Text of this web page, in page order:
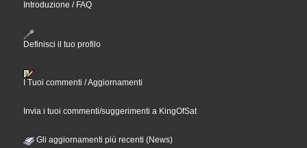
Introduzione / FAQ
Definisci il tuo profilo
I Tuoi commenti / Aggiornamenti
Invia i tuoi commenti/suggerimenti a KingOfSat
Gli aggiornamenti più recenti (News)